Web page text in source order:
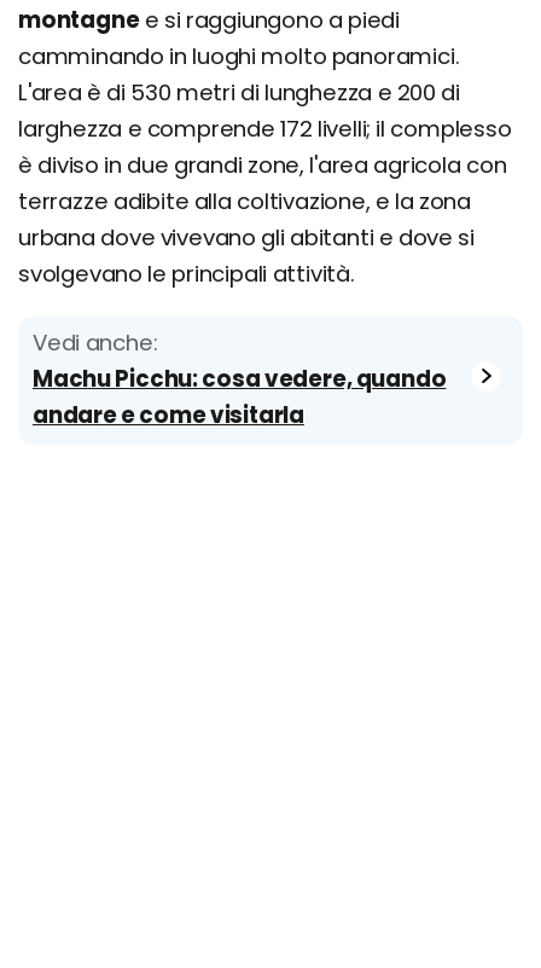
montagnee si raggiungono a piedi
camminando in luoghi molto panoramici.
L'area è di 530 metri di lunghezza e 200 di
larghezza e comprende 172 livelli; il complesso
è diviso in due grandi zone, l'area agricola con
terrazze adibite alla coltivazione, e la zona
urbana dove vivevano gli abitanti e dove si
svolgevano le principali attività.
Vedi anche:
Machu Picchu: cosa vedere, quando
andare e come visitarla